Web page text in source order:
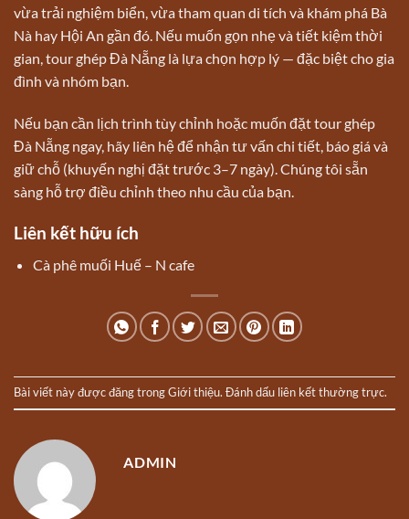
vừa trải nghiệm biển, vừa tham quan di tích và khám phá Bà
Nà hay Hội An gần đó. Nếu muốn gọn nhẹ và tiết kiệm thời
gian, tour ghép Đà Nẵng là lựa chọn hợp lý — đặc biệt cho gia
đình và nhóm bạn.
Nếu bạn cần lịch trình tùy chỉnh hoặc muốn đặt tour ghép
Đà Nẵng ngay, hãy liên hệ để nhận tư vấn chi tiết, báo giá và
giữ chỗ (khuyến nghị đặt trước 3–7 ngày). Chúng tôi sẵn
sàng hỗ trợ điều chỉnh theo nhu cầu của bạn.
Liên kết hữu ích
Cà phê muối Huế – N cafe
Bài viết này được đăng trongGiới thiệu. Đánh dấu liên kết thường trực.
ADMIN